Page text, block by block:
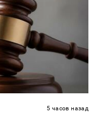
5 часов назад